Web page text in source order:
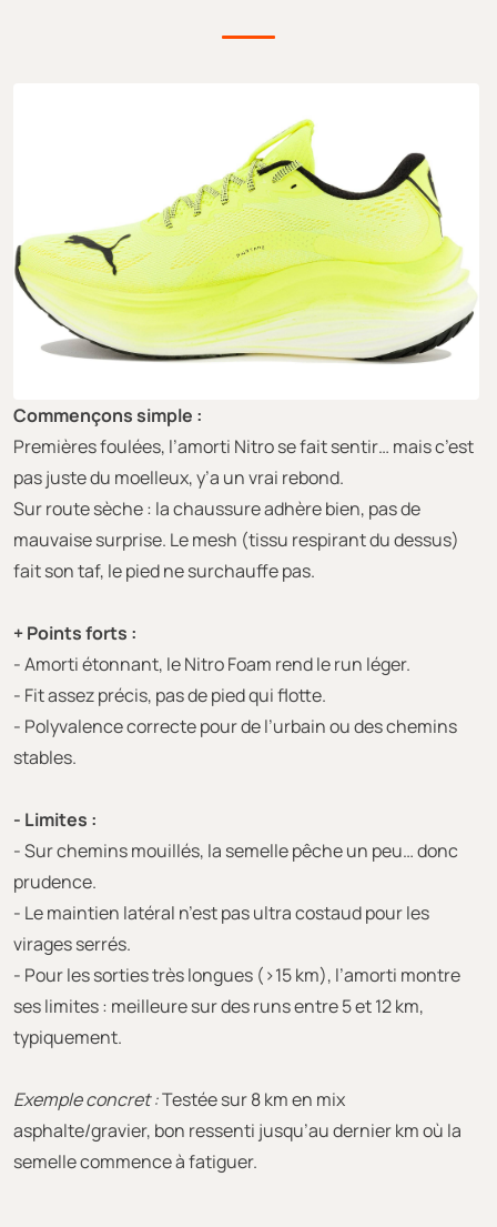
Commençons simple :
Premières foulées, l’amorti Nitro se fait sentir… mais c’est
pas juste du moelleux, y’a un vrai rebond.
Sur route sèche : la chaussure adhère bien, pas de
mauvaise surprise. Le mesh (tissu respirant du dessus)
fait son taf, le pied ne surchauffe pas.
+ Points forts :
- Amorti étonnant, le Nitro Foam rend le run léger.
- Fit assez précis, pas de pied qui flotte.
- Polyvalence correcte pour de l’urbain ou des chemins
stables.
- Limites :
- Sur chemins mouillés, la semelle pêche un peu… donc
prudence.
- Le maintien latéral n’est pas ultra costaud pour les
virages serrés.
- Pour les sorties très longues (>15 km), l’amorti montre
ses limites : meilleure sur des runs entre 5 et 12 km,
typiquement.
Exemple concret :Testée sur 8 km en mix
asphalte/gravier, bon ressenti jusqu’au dernier km où la
semelle commence à fatiguer.